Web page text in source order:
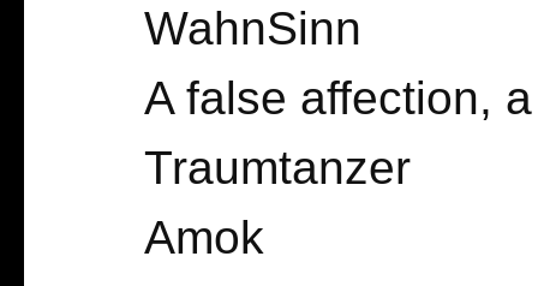
WahnSinn
A false affection,
Traumtanzer
Amok